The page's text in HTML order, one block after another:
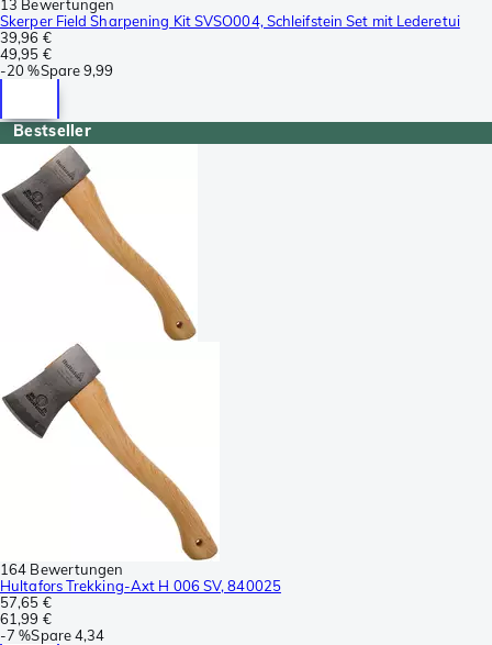
13 Bewertungen
Skerper Field Sharpening Kit SVSO004, Schleifstein Set mit Lederetui
39,96 €
49,95 €
-20 %Spare9,99
Bestseller
164 Bewertungen
Hultafors Trekking-Axt H 006 SV, 840025
57,65 €
61,99 €
-7 %Spare4,34